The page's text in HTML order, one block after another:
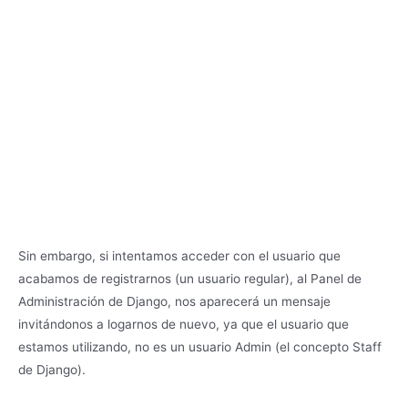
Sin embargo, si intentamos acceder con el usuario que
acabamos de registrarnos (un usuario regular), al Panel de
Administración de Django, nos aparecerá un mensaje
invitándonos a logarnos de nuevo, ya que el usuario que
estamos utilizando, no es un usuario Admin (el concepto Staff
de Django).